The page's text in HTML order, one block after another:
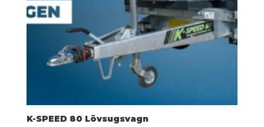
K-SPEED 80 Lövsugsvagn